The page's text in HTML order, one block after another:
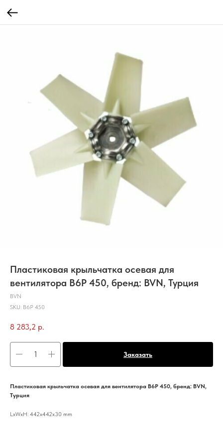
Пластиковая крыльчатка осевая для
вентилятора B6P 450, бренд: BVN, Турция
BVN
SKU: B6P 450
8 283,2 р.
Заказать
Пластиковая крыльчатка осевая для вентилятора B6P 450, бренд: BVN,
Турция
LxWxH: 442x442x30 mm